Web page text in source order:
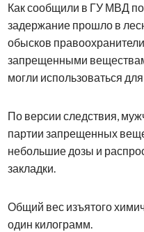
Как сообщили в ГУ МВД
задержание прошло в
обысков
запрещенными
могли использоваться
По версии следствия,
партии запрещенных
небольшие дозы и
закладки.
Общий вес изъятого
один килограмм.